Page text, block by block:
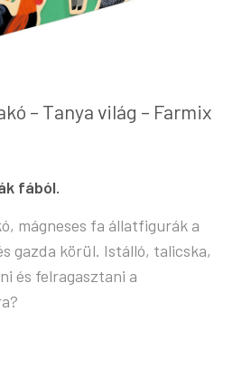
– Tanya világ – Farmix
fából.
mágneses fa állatfigurák a
gazda körül. Istálló, talicska,
és felragasztani a